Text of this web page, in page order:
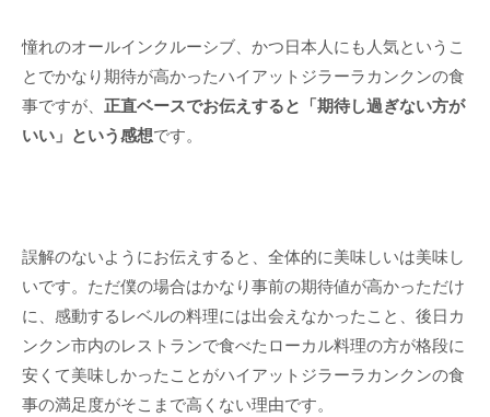
憧れのオールインクルーシブ、かつ日本人にも人気というこ
とでかなり期待が高かったハイアットジラーラカンクンの食
事ですが、 正直ベースでお伝えすると「期待し過ぎない方が
いい」という感想です。
誤解のないようにお伝えすると、全体的に美味しいは美味し
いです。ただ僕の場合はかなり事前の期待値が高かっただけ
に、感動するレベルの料理には出会えなかったこと、後日カ
ンクン市内のレストランで食べたローカル料理の方が格段に
安くて美味しかったことがハイアットジラーラカンクンの食
事の満足度がそこまで高くない理由です。